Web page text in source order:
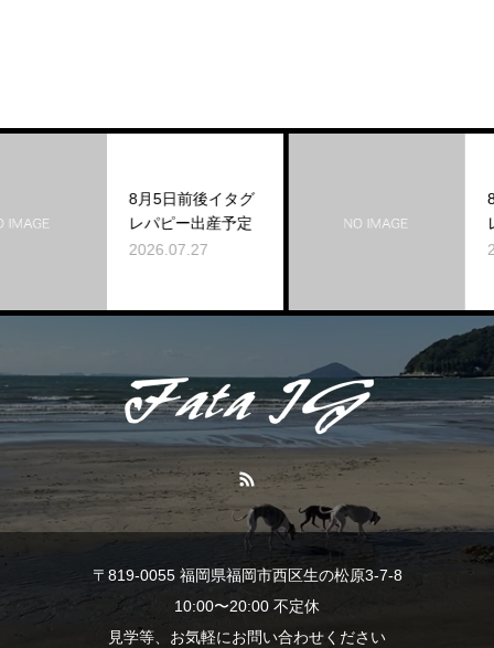
8月5日前
レパピー
2026.07.27
8月5日前後イタグ
レパピー出産予定
2026.07.27
〒819-0055 福岡県福岡市西区生の松原3-7-8
10:00〜20:00 不定休
見学等、お気軽にお問い合わせください